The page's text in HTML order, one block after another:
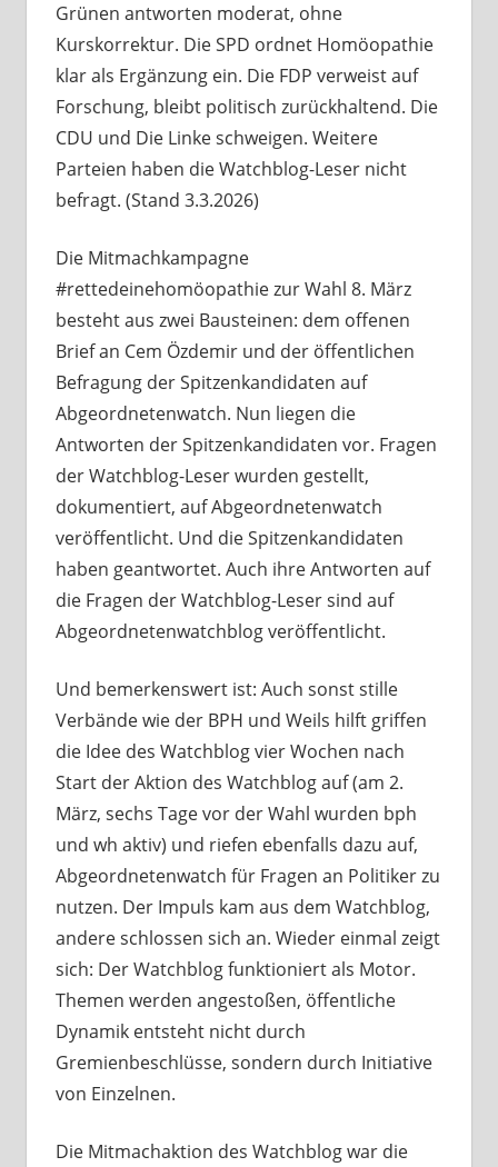
Grünen antworten moderat, ohne
Kurskorrektur. Die SPD ordnet Homöopathie
klar als Ergänzung ein. Die FDP verweist auf
Forschung, bleibt politisch zurückhaltend. Die
CDU und Die Linke schweigen. Weitere
Parteien haben die Watchblog-Leser nicht
befragt. (Stand 3.3.2026)
Die Mitmachkampagne
#rettedeinehomöopathie zur Wahl 8. März
besteht aus zwei Bausteinen: dem offenen
Brief an Cem Özdemir und der öffentlichen
Befragung der Spitzenkandidaten auf
Abgeordnetenwatch. Nun liegen die
Antworten der Spitzenkandidaten vor. Fragen
der Watchblog-Leser wurden gestellt,
dokumentiert, auf Abgeordnetenwatch
veröffentlicht. Und die Spitzenkandidaten
haben geantwortet. Auch ihre Antworten auf
die Fragen der Watchblog-Leser sind auf
Abgeordnetenwatchblog veröffentlicht.
Und bemerkenswert ist: Auch sonst stille
Verbände wie der BPH und Weils hilft griffen
die Idee des Watchblog vier Wochen nach
Start der Aktion des Watchblog auf (am 2.
März, sechs Tage vor der Wahl wurden bph
und wh aktiv) und riefen ebenfalls dazu auf,
Abgeordnetenwatch für Fragen an Politiker zu
nutzen. Der Impuls kam aus dem Watchblog,
andere schlossen sich an. Wieder einmal zeigt
sich: Der Watchblog funktioniert als Motor.
Themen werden angestoßen, öffentliche
Dynamik entsteht nicht durch
Gremienbeschlüsse, sondern durch Initiative
von Einzelnen.
Die Mitmachaktion des Watchblog war die